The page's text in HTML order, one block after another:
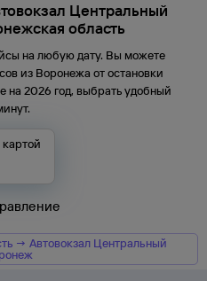
Центральный
область
на любую дату. Вы можете
из Воронежа отостановки
на 2026 год, выбрать удобный
картой
→ Автовокзал Центральный